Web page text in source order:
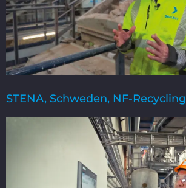
STENA, Schweden, NF-Recycling